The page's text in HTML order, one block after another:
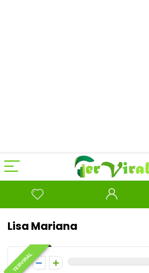
Lisa Mariana
TERVIRAL
0